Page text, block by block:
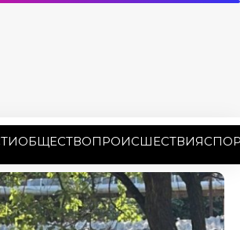
ОБЩЕСТВОПРОИСШЕСТВИЯ